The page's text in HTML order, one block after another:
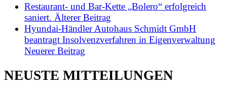
Restaurant- und Bar-Kette „Bolero“ erfolgreich
saniert. Älterer Beitrag
Hyundai-Händler Autohaus Schmidt GmbH
beantragt Insolvenzverfahren in Eigenverwaltung
Neuerer Beitrag
NEUSTE MITTEILUNGEN